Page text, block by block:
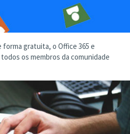
gratuita, o Office 365 e
os membros da comunidade